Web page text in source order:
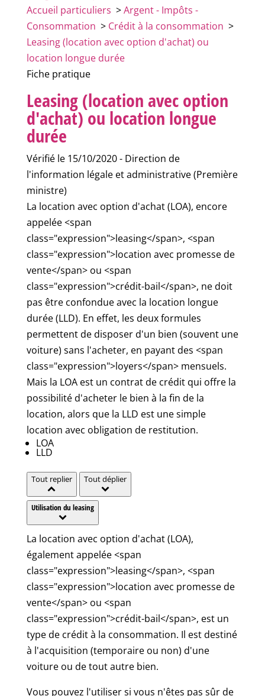
Accueil particuliers >Argent - Impôts -
Consommation > Crédit à la consommation >
Leasing (location avec option d'achat) ou
location longue durée
Fiche pratique
Leasing (location avec option
d'achat) ou location longue
durée
Vérifié le 15/10/2020 - Direction de
l'information légale et administrative (Première
ministre)
La location avec option d'achat (LOA), encore
appelée <span
class="expression">leasing</span>, <span
class="expression">location avec promesse de
vente</span> ou <span
class="expression">crédit-bail</span>, ne doit
pas être confondue avec la location longue
durée (LLD). En effet, les deux formules
permettent de disposer d'un bien (souvent une
voiture) sans l'acheter, en payant des <span
class="expression">loyers</span> mensuels.
Mais la LOA est un contrat de crédit qui offre la
possibilité d'acheter le bien à la fin de la
location, alors que la LLD est une simple
location avec obligation de restitution.
LOA
LLD
Tout replier Tout déplier
Utilisation du leasing
La location avec option d'achat (LOA),
également appelée <span
class="expression">leasing</span>, <span
class="expression">location avec promesse de
vente</span> ou <span
class="expression">crédit-bail</span>, est un
type de crédit à la consommation. Il est destiné
à l'acquisition (temporaire ou non) d'une
voiture ou de tout autre bien.
Vous pouvez l'utiliser si vous n'êtes pas sûr de